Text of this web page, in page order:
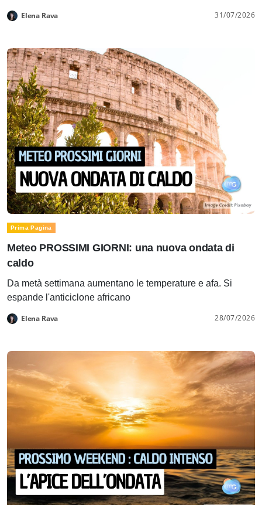
Elena Rava 31/07/2026
Prima Pagina
Meteo PROSSIMI GIORNI: una nuova ondata di
caldo
Da metà settimana aumentano le temperature e afa. Si
espande l'anticiclone africano
Elena Rava 28/07/2026